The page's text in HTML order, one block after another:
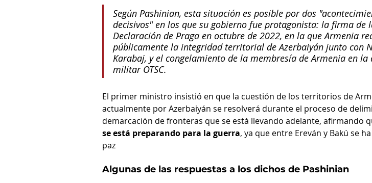
Según Pashinian, esta situación es posible por dos
decisivos" en los que su gobierno fue protagonista: la firma de
Declaración de Praga en octubre de 2022, en la que Armenia
públicamente la integridad territorial de Azerbaiyán junto con
Karabaj, y el congelamiento de la membresía de Armenia en la
militar OTSC.
El primer ministro insistió en que la cuestión de los territorios de
actualmente por Azerbaiyán se resolverá durante el proceso de
demarcación de fronteras que se está llevando adelante, afirmando
se está preparando para la guerra, ya que entre Ereván y Bakú se
paz
Algunas de las respuestas a los dichos de Pashinian